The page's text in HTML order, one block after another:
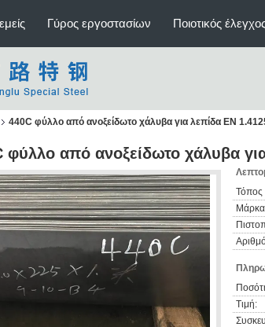
Γύρος εργοστασίων Ποιοτικός
440C φύλλο από ανοξείδωτο χάλυβα για λεπίδα EN
φύλλο από ανοξείδωτο χάλυβα
Τόπος
Τιμή: